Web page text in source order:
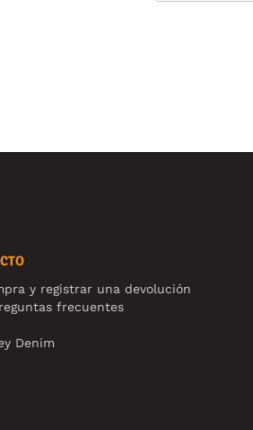
y registrar una devolución
frecuentes
Denim